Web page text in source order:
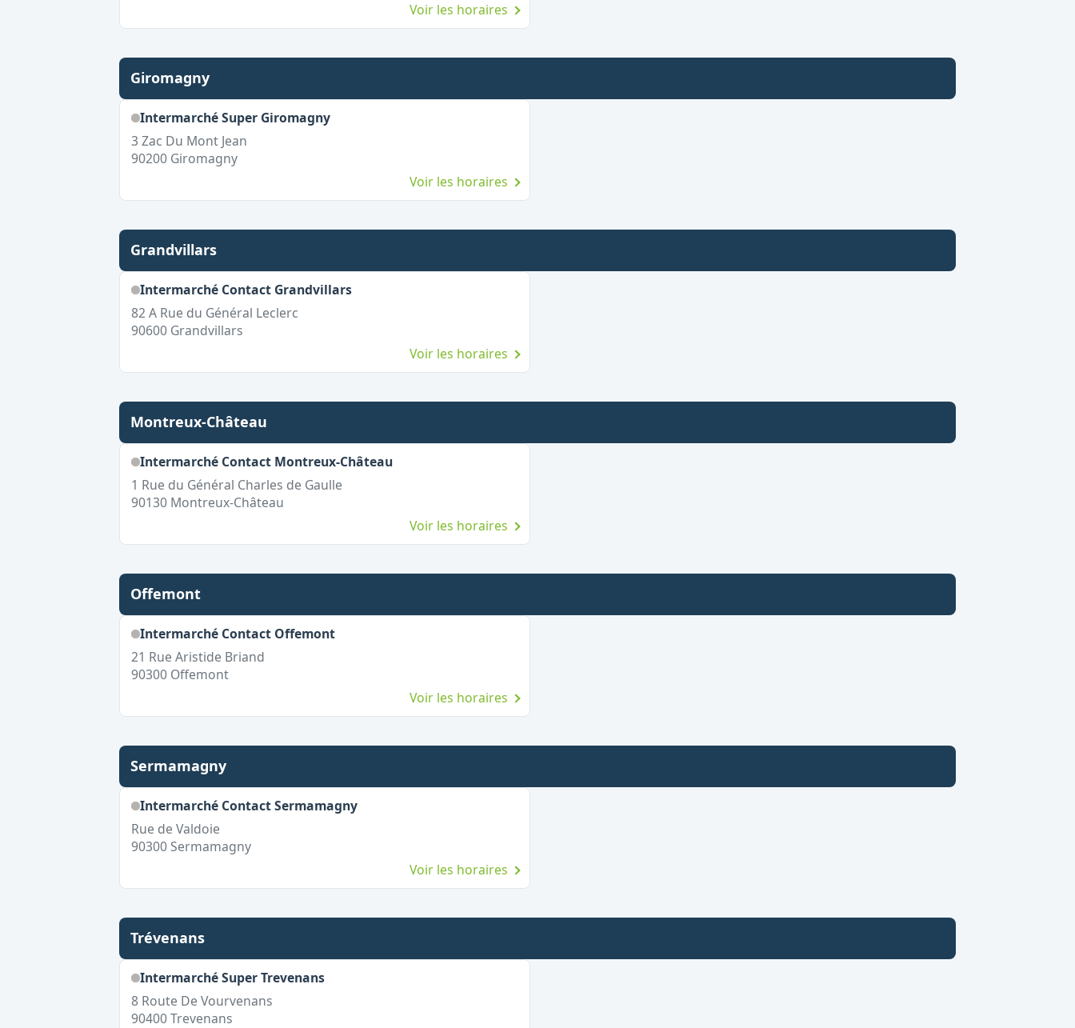
Voir les horaires
Giromagny
Intermarché Super Giromagny
3 Zac Du Mont Jean
90200 Giromagny
Voir les horaires
Grandvillars
Intermarché Contact Grandvillars
82 A Rue du Général Leclerc
90600 Grandvillars
Voir les horaires
Montreux-Château
Intermarché Contact Montreux-Château
1 Rue du Général Charles de Gaulle
90130 Montreux-Château
Voir les horaires
Offemont
Intermarché Contact Offemont
21 Rue Aristide Briand
90300 Offemont
Voir les horaires
Sermamagny
Intermarché Contact Sermamagny
Rue de Valdoie
90300 Sermamagny
Voir les horaires
Trévenans
Intermarché Super Trevenans
8 Route De Vourvenans
90400 Trevenans